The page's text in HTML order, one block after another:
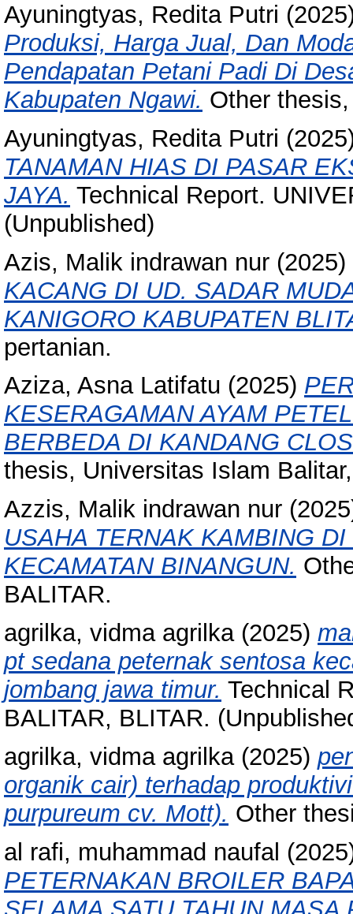
Ayuningtyas, Redita Putri
Produksi, Harga Jual, Dan
Pendapatan Petani Padi Di
Kabupaten Ngawi. Other
Ayuningtyas, Redita Putri
TANAMAN HIAS DI PASAR
JAYA. Technical Report.
(Unpublished)
Azis, Malik indrawan nur (2025)
KACANG DI UD. SADAR
KANIGORO KABUPATEN
pertanian.
Aziza, Asna Latifatu (2025)
KESERAGAMAN AYAM
BERBEDA DI KANDANG
thesis, Universitas Islam
Azzis, Malik indrawan nur
USAHA TERNAK KAMBING
KECAMATAN BINANGUN.
BALITAR.
agrilka, vidma agrilka(2025)
pt sedana peternak sentosa
jombang jawa timur. Technical
BALITAR, BLITAR.
agrilka, vidma agrilka(2025)
organik cair) terhadap
purpureum cv. Mott). Other
al rafi, muhammad naufal
PETERNAKAN BROILER